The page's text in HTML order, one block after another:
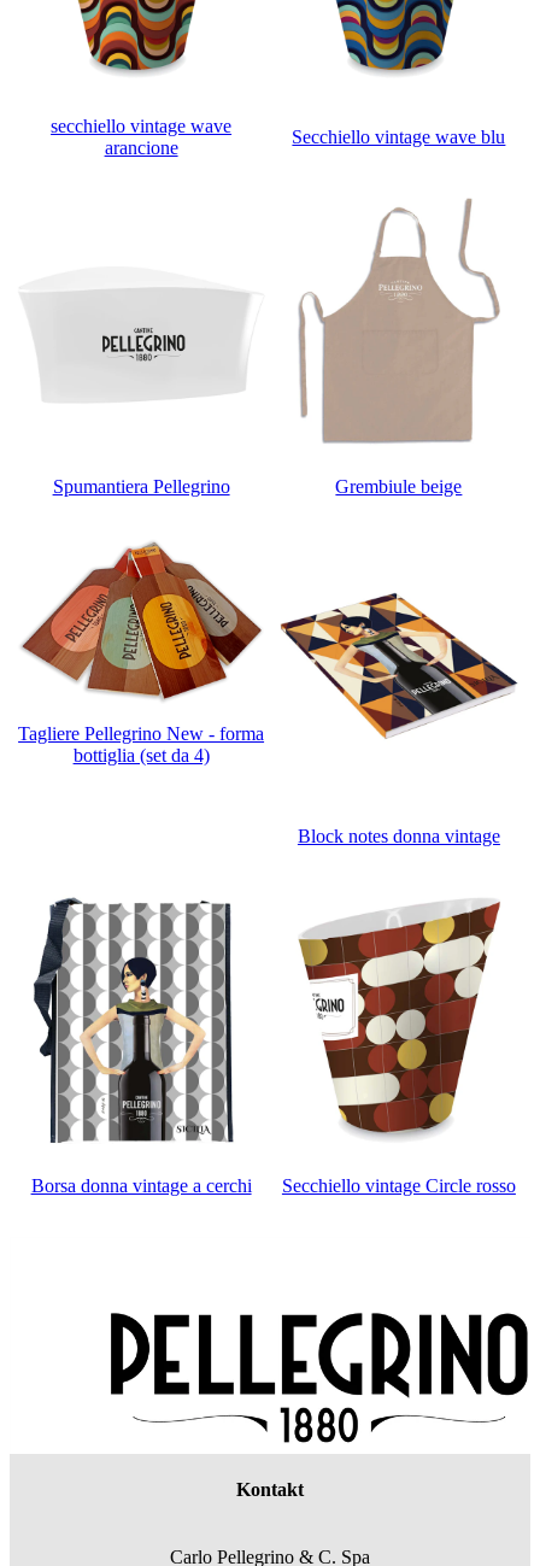
secchiello vintage wave
arancione
Secchiello vintage wave blu
Spumantiera Pellegrino Grembiule beige
Tagliere Pellegrino New - forma
bottiglia (set da 4)
Block notes donna vintage
Borsa donna vintage a cerchi Secchiello vintage Circle rosso
Kontakt
Carlo Pellegrino & C. Spa